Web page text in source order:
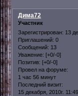
Дима72
Участник
Зарегистрирован: 13
Приглашений: 0
Сообщений: 13
Уважение: [+0/-0]
Позитив: [+0/-0]
Провел на форуме:
1 час 56 минут
Последний визит:
15 декабря, 2010г.